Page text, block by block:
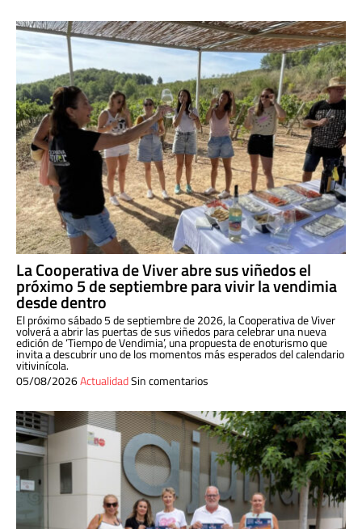
La Cooperativa de Viver abre sus viñedos el
próximo 5 de septiembre para vivir la vendimia
desde dentro
El próximo sábado 5 de septiembre de 2026, la Cooperativa de Viver
volverá a abrir las puertas de sus viñedos para celebrar una nueva
edición de ‘Tiempo de Vendimia’, una propuesta de enoturismo que
invita a descubrir uno de los momentos más esperados del calendario
vitivinícola.
05/08/2026ActualidadSin comentarios